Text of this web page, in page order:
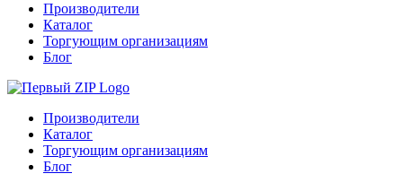
Производители
Каталог
Торгующим организациям
Блог
Производители
Каталог
Торгующим организациям
Блог